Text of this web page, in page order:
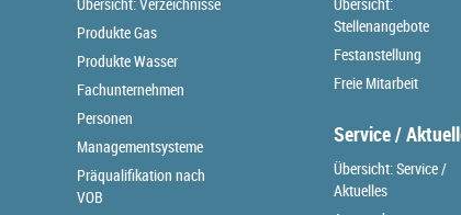
Produkte Gas
Produkte Wasser
Fachunternehmen
Personen
Managementsysteme
Präqualifikation nach
VOB
Stellenangebote
Festanstellung
Freie Mitarbeit
Service /
Übersicht: Service /
Aktuelles